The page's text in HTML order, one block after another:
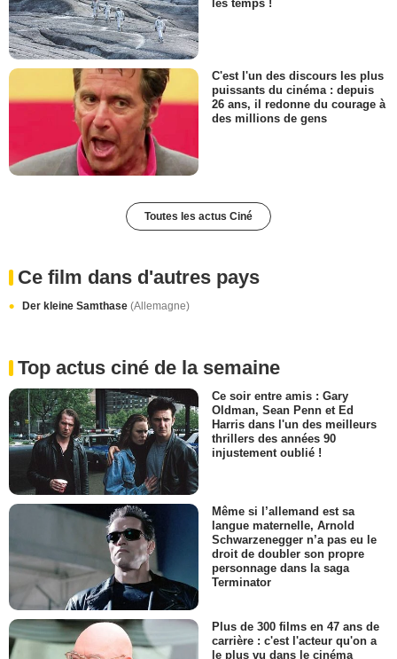
les temps !
C'est l'un des discours les plus
puissants du cinéma : depuis
26 ans, il redonne du courage à
des millions de gens
Toutes les actus Ciné
Ce film dans d'autres pays
Der kleine Samthase (Allemagne)
Top actus ciné de la semaine
Ce soir entre amis : Gary
Oldman, Sean Penn et Ed
Harris dans l'un des meilleurs
thrillers des années 90
injustement oublié !
Même si l’allemand est sa
langue maternelle, Arnold
Schwarzenegger n’a pas eu le
droit de doubler son propre
personnage dans la saga
Terminator
Plus de 300 films en 47 ans de
carrière : c'est l'acteur qu'on a
le plus vu dans le cinéma